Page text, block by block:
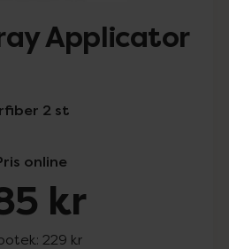
Applicator
2 st
online
kr
229 kr